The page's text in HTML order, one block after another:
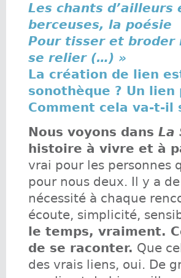
Les chants d’ailleurs
berceuses, la poésie
Pour tisser et
se relier (…) »
La création de lien
sonothèque ? Un
Comment cela va-t-il
Nous voyons dans La
histoire à vivre et à
vrai pour les personnes
pour nous deux. Il y a
nécessité à chaque
écoute, simplicité,
le temps, vraiment.
de se raconter. Que
des vrais liens, oui. De